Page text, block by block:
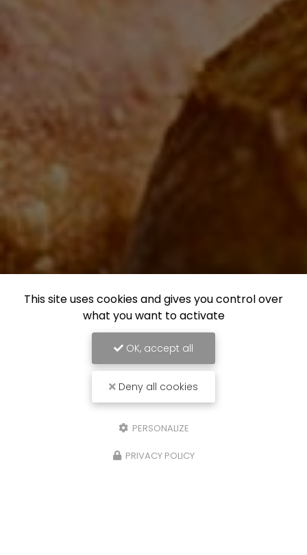
This site uses cookies and gives you control over
what you want to activate
OK, accept all
Deny all cookies
PERSONALIZE
PRIVACY POLICY